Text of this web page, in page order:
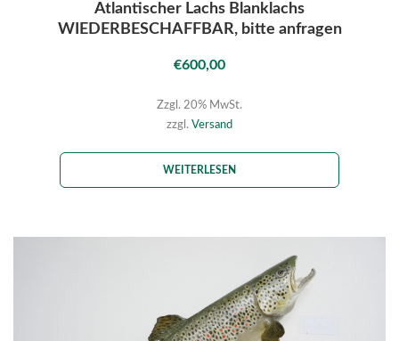
Atlantischer Lachs Blanklachs
WIEDERBESCHAFFBAR, bitte anfragen
€600,00
Zzgl. 20% MwSt.
zzgl. Versand
WEITERLESEN